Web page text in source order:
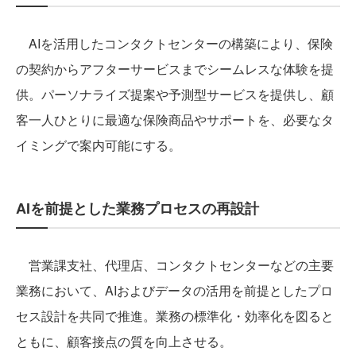
AIを活用したコンタクトセンターの構築により、保険
の契約からアフターサービスまでシームレスな体験を提
供。パーソナライズ提案や予測型サービスを提供し、顧
客一人ひとりに最適な保険商品やサポートを、必要なタ
イミングで案内可能にする。
AIを前提とした業務プロセスの再設計
営業課支社、代理店、コンタクトセンターなどの主要
業務において、AIおよびデータの活用を前提としたプロ
セス設計を共同で推進。業務の標準化・効率化を図ると
ともに、顧客接点の質を向上させる。